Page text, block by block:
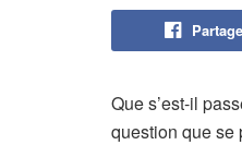
Que s’est-il
question que se